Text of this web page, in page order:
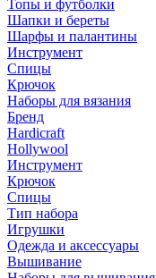
Топы и футболки
Шапки и береты
Шарфы и палантины
Инструмент
Спицы
Крючок
Наборы для вязания
Бренд
Hardicraft
Hollywool
Инструмент
Крючок
Спицы
Тип набора
Игрушки
Одежда и аксессуары
Вышивание